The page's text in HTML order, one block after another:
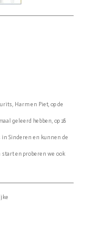
Harm en Piet, op de
geleerd hebben, op 28
Sinderen en kunnen de
start en proberen we ook